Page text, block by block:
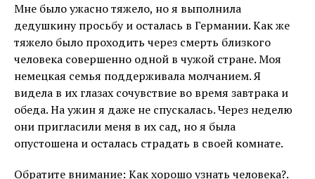
Мне было ужасно тяжело, но я выполнила
дедушкину просьбу и осталась в Германии. Как же
тяжело было проходить через смерть близкого
человека совершенно одной в чужой стране. Моя
немецкая семья поддерживала молчанием. Я
видела в их глазах сочувствие во время завтрака и
обеда. На ужин я даже не спускалась. Через неделю
они пригласили меня в их сад, но я была
опустошена и осталась страдать в своей комнате.
Обратите внимание: Как хорошо узнать человека?.